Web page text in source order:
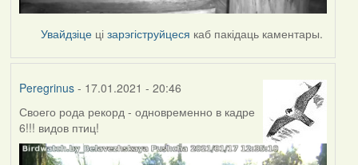
Увайдзіце цізарэгіструйцеся каб пакідаць каментары.
Peregrinus- 17.01.2021 - 20:46
Своего рода рекорд - одновременно в кадре
6!!! видов птиц!